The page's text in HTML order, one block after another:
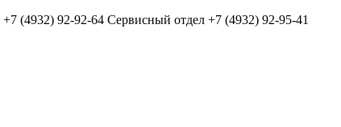
+7 (4932) 92-92-64 Сервисный отдел +7 (4932) 92-95-41